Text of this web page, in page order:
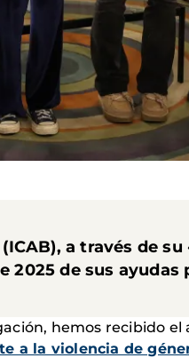
a través de
de sus ayudas
hemos recibido
a la violencia de